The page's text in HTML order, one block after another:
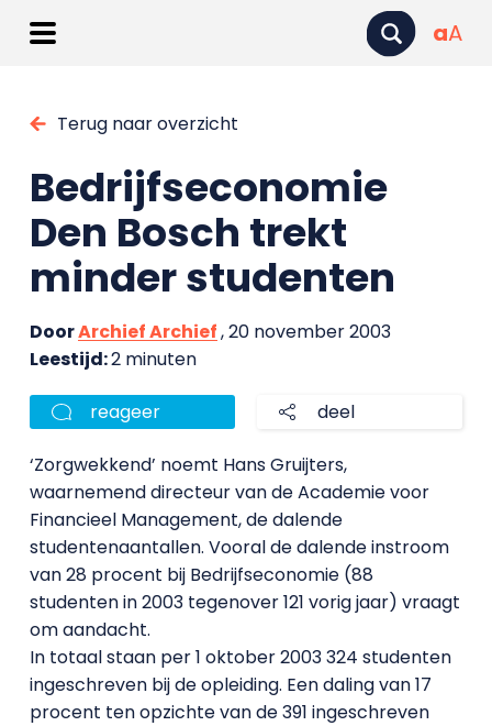
aA
Terug naar overzicht
Bedrijfseconomie
Den Bosch trekt
minder studenten
DoorArchief Archief, 20 november 2003
Leestijd:2 minuten
reageer deel
‘Zorgwekkend’ noemt Hans Gruijters,
waarnemend directeur van de Academie voor
Financieel Management, de dalende
studentenaantallen. Vooral de dalende instroom
van 28 procent bij Bedrijfseconomie (88
studenten in 2003 tegenover 121 vorig jaar) vraagt
om aandacht.
In totaal staan per 1 oktober 2003 324 studenten
ingeschreven bij de opleiding. Een daling van 17
procent ten opzichte van de 391 ingeschreven